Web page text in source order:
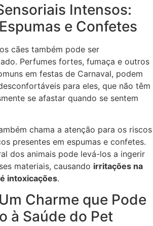
Intensos:
e Confetes
cães também pode ser
Perfumes fortes, fumaça e outros
em festas de Carnaval, podem
para eles, que não têm
se afastar quando se sentem
chama a atenção para os riscos
presentes em espumas e confetes.
dos animais pode levá-los a ingerir
materiais, causando irritações na
intoxicações.
Charme que Pode
à Saúde do Pet